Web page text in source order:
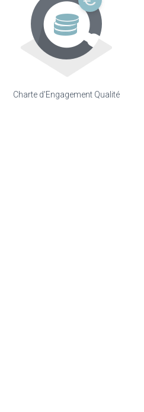
Charte d'Engagement Qualité